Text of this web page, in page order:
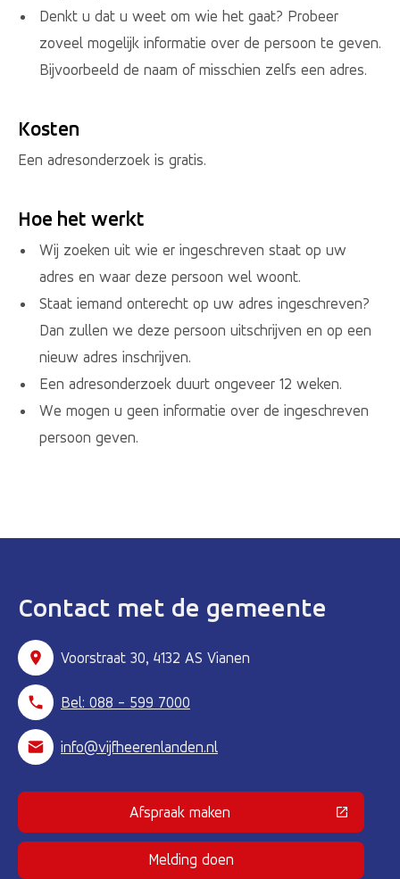
Denkt u dat u weet om wie het gaat? Probeer
zoveel mogelijk informatie over de persoon te geven.
Bijvoorbeeld de naam of misschien zelfs een adres.
Kosten
Een adresonderzoek is gratis.
Hoe het werkt
Wij zoeken uit wie er ingeschreven staat op uw
adres en waar deze persoon wel woont.
Staat iemand onterecht op uw adres ingeschreven?
Dan zullen we deze persoon uitschrijven en op een
nieuw adres inschrijven.
Een adresonderzoek duurt ongeveer 12 weken.
We mogen u geen informatie over de ingeschreven
persoon geven.
Contact met de gemeente
Voorstraat 30, 4132 AS Vianen
Bel: 088 - 599 7000
info@vijfheerenlanden.nl
Afspraak maken(Deze link gaat naar een externe
Melding doen